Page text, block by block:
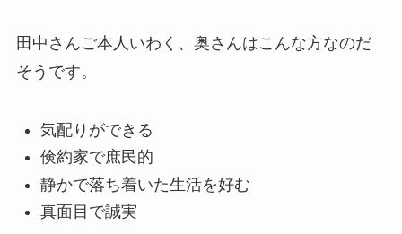
田中さんご本人いわく、奥さんはこんな方なのだ
そうです。
気配りができる
倹約家で庶民的
静かで落ち着いた生活を好む
真面目で誠実